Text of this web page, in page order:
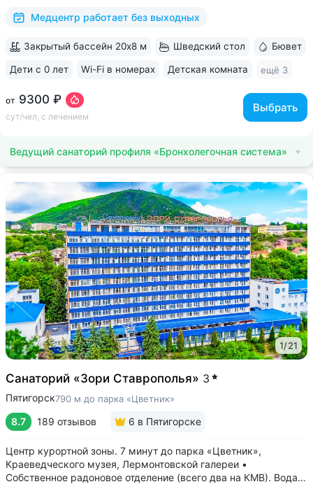
(бачата, восточные танцы)....
Медцентр работает без выходных
от 9300 ₽
сут/чел, с лечением
Выбрать
Закрытый бассейн 20х8 м Шведский стол Бювет
Дети с 0 лет Wi-Fi в номерах Детская комната ещё 3
Ведущий санаторий профиля «Бронхолегочная система»
1/21
Санаторий «Зори Ставрополья» 3
Пятигорск790 м до парка «Цветник»
8.7 189 отзывов 6 в Пятигорске
Центр курортной зоны. 7 минут до парка «Цветник»,
Краеведческого музея, Лермонтовской галереи •
Собственное радоновое отделение (всего два на КМВ). Вода